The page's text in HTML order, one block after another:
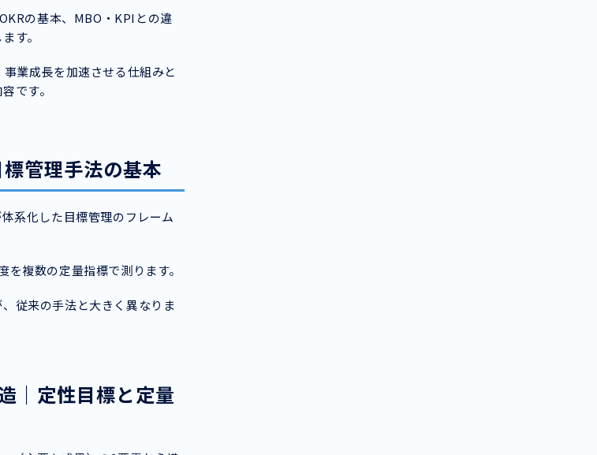
の基本、MBO・KPIとの違
す。
業成長を加速させる仕組みと
です。
管理手法の基本
系化した目標管理のフレーム
複数の定量指標で測ります。
従来の手法と大きく異なりま
定性目標と定量